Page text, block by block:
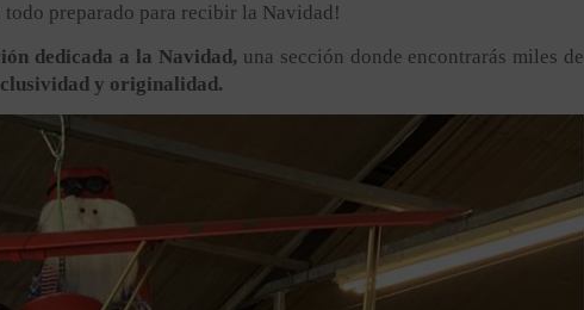
todo preparado para recibir la Navidad!
dedicada a la Navidad, una sección donde encontrarás miles de
y originalidad.